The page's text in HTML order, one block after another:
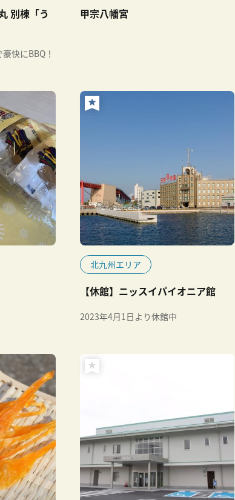
別棟「う
快にBBQ！
甲宗八幡宮
北九州エリア
【休館】ニッスイパイオニア館
2023年4月1日より休館中